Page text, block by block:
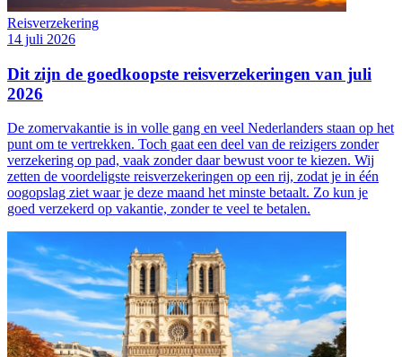
Reisverzekering
14 juli 2026
Dit zijn de goedkoopste reisverzekeringen van juli
2026
De zomervakantie is in volle gang en veel Nederlanders staan op het
punt om te vertrekken. Toch gaat een deel van de reizigers zonder
verzekering op pad, vaak zonder daar bewust voor te kiezen. Wij
zetten de voordeligste reisverzekeringen op een rij, zodat je in één
oogopslag ziet waar je deze maand het minste betaalt. Zo kun je
goed verzekerd op vakantie, zonder te veel te betalen.